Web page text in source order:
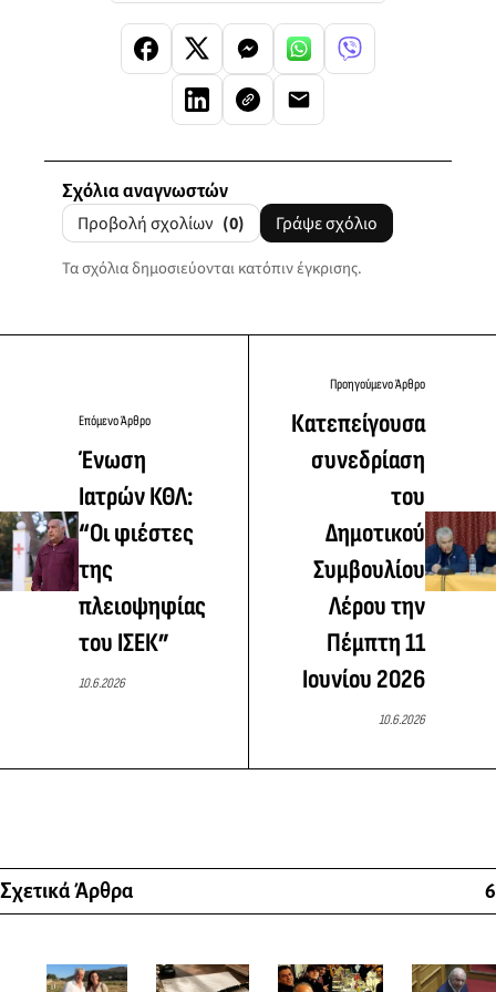
Σχόλια αναγνωστών
Προβολή σχολίων (0) Γράψε σχόλιο
Τα σχόλια δημοσιεύονται κατόπιν έγκρισης.
Επόμενο Άρθρο
Ένωση
Ιατρών ΚΘΛ:
“Οι φιέστες
της
πλειοψηφίας
του ΙΣΕΚ”
10.6.2026
Προηγούμενο Άρθρο
Κατεπείγουσα
συνεδρίαση
του
Δημοτικού
Συμβουλίου
Λέρου την
Πέμπτη 11
Ιουνίου 2026
10.6.2026
Σχετικά Άρθρα 6